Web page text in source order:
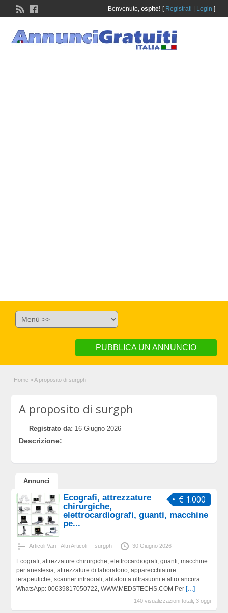
Benvenuto, ospite! [ Registrati Login ]
PUBBLICA UN ANNUNCIO
Home » A proposito di surgph
A proposito di surgph
Registrato da: 16 Giugno 2026
Descrizione:
Annunci
€ 1.000
Ecografi, attrezzature
chirurgiche,
elettrocardiografi, guanti, macchine
pe...
Articoli Vari - Altri Articoli surgph 30 Giugno 2026
Ecografi, attrezzature chirurgiche, elettrocardiografi, guanti, macchine
per anestesia, attrezzature di laboratorio, apparecchiature
terapeutiche, scanner intraorali, ablatori a ultrasuoni e altro ancora.
WhatsApp: 00639817050722, WWW.MEDSTECHS.COM Per […]
140 visualizzazioni totali, 3 oggi